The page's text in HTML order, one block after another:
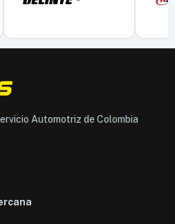
Automotriz de Colombia